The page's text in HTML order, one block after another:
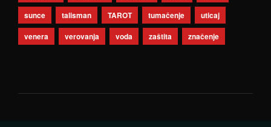
sunce
talisman TAROT tumačenje
uticaj
venera
verovanja voda zaštita značenje